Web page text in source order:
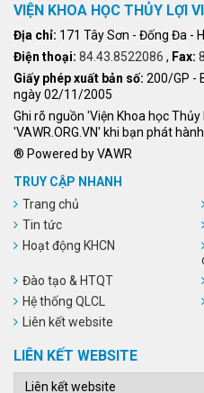
VIỆN KHOA HỌC THỦY LỢI
Địa chỉ: 171 Tây Sơn - Đống Đa -
Điện thoại: 84.43.8522086 , Fax:
Giấy phép xuất bản số: 200/GP -
ngày 02/11/2005
Ghi rõ nguồn 'Viện Khoa học
'VAWR.ORG.VN' khi bạn phát
® Powered by VAWR
TRUY CẬP NHANH
Trang chủ
Tin tức
Hoạt động KHCN
Đào tạo & HTQT
Hệ thống QLCL
Liên kết website
LIÊN KẾT WEBSITE